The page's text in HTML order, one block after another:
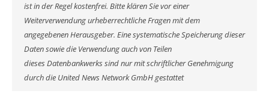
ist in der Regel kostenfrei. Bitte klären Sie vor einer
Weiterverwendung urheberrechtliche Fragen mit dem
angegebenen Herausgeber. Eine systematische Speicherung dieser
Daten sowie die Verwendung auch von Teilen
dieses Datenbankwerks sind nur mit schriftlicher Genehmigung
durch die United News Network GmbH gestattet